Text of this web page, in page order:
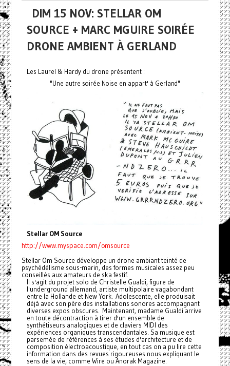
DIM 15 NOV: STELLAR OM
SOURCE + MARC MGUIRE SOIRÉE
DRONE AMBIENT À GERLAND
Les Laurel & Hardy du drone présentent :
"Une autre soirée Noise en appart' à Gerland"
Stellar OM Source
http://www.myspace.com/omsource
Stellar Om Source développe un drone ambiant teinté de
psychédélisme sous-marin, des formes musicales assez peu
conseillés aux amateurs de ska festif.
Il s'agit du projet solo de Christelle Gualdi, figure de
l'underground allemand, artiste multipolaire vagabondant
entre la Hollande et New York. Adolescente, elle produisait
déjà avec son père des installations sonores accompagnant
diverses expos obscures. Maintenant, madame Gualdi arrive
en toute décontraction à tirer d'un ensemble de
synthétiseurs analogiques et de claviers MIDI des
expériences organiques transcendantales. Sa musique est
parsemée de références à ses études d'architecture et de
composition électroacoustique, en tout cas on a pu lire cette
information dans des revues rigoureuses nous expliquant le
sens de la vie, comme Wire ou Anorak Magazine.